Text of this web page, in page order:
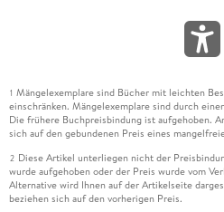
1 Mängelexemplare sind Bücher mit leichten
einschränken. Mängelexemplare sind durch
Die frühere Buchpreisbindung ist aufgehoben.
sich auf den gebundenen Preis eines
2 Diese Artikel unterliegen nicht der
wurde aufgehoben oder der Preis wurde vom
Alternative wird Ihnen auf der Artikelseite
beziehen sich auf den vorherigen Preis.